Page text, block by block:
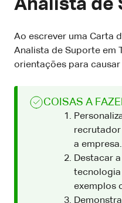
Analista de
Ao escrever uma Carta
Analista de Suporte em
orientações para
COISAS A
recrutador
a empresa.
Destacar
exemplos